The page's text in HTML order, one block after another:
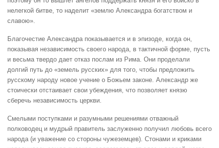
нелегкой битве, то наделит «землю Александра богатством и
славою».
Благочестие Александра показывается и в эпизоде, когда он,
показывая независимость своего народа, в тактичной форме, пусть
и весьма твердо дает отказ послам из Рима. Они проделали
долгий путь до «земель русских» для того, чтобы предложить
русскому народу новое учение о Божьем законе. Александр же
стоически отстаивает свои убеждения, что позволяет князю
сберечь независимость церкви.
Смелыми поступками и разумными решениями отважный
полководец и мудрый правитель заслуженно получил любовь всего
народа (и уважение со стороны чужеземцев). Стонами и криками